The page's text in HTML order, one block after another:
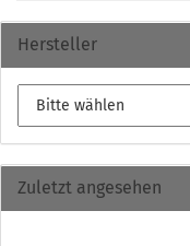
Hersteller
Zuletzt angesehen